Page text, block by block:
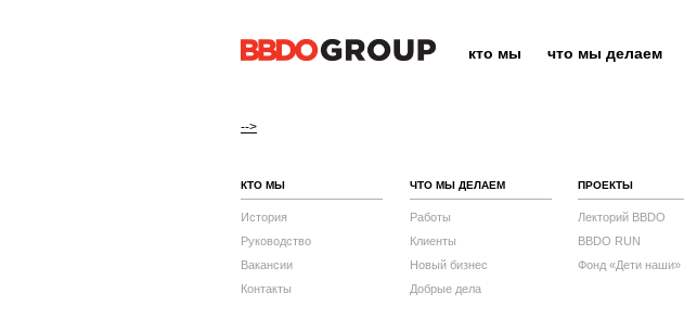
кто мы что мы делаем
-->
КТО МЫ
История
Руководство
Вакансии
Контакты
ЧТО МЫ ДЕЛАЕМ
Работы
Клиенты
Новый бизнес
Добрые дела
ПРОЕКТЫ
Лекторий BBDO
BBDO RUN
Фонд «Дети наши»